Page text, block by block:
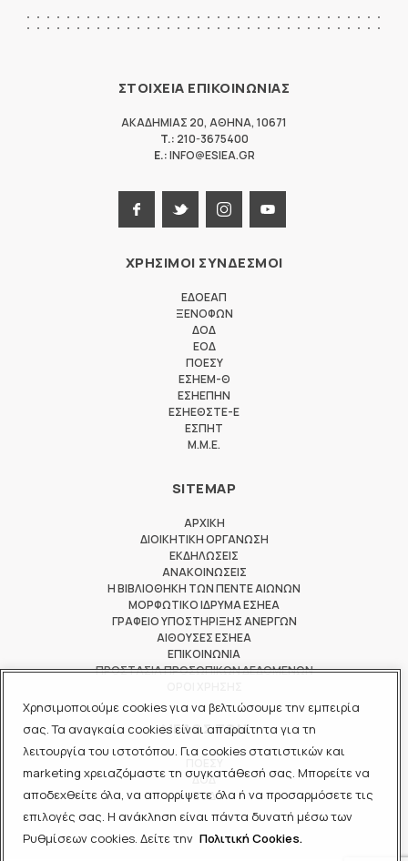
Χρησιμοποιούμε cookies για να βελτιώσουμε την εμπειρία
σας. Τα αναγκαία cookies είναι απαραίτητα για τη
λειτουργία του ιστοτόπου. Για cookies στατιστικών και
marketing χρειαζόμαστε τη συγκατάθεσή σας. Μπορείτε να
αποδεχθείτε όλα, να απορρίψετε όλα ή να προσαρμόσετε τις
επιλογές σας. Η ανάκληση είναι πάντα δυνατή μέσω των
Ρυθμίσεων cookies. Δείτε την Πολιτική Cookies.
ΣΤΟΙΧΕΙΑ ΕΠΙΚΟΙΝΩΝΙΑΣ
ΑΚΑΔΗΜΙΑΣ 20, ΑΘΗΝΑ, 10671
T.: 210-3675400
E.:INFO@ESIEA.GR
ΧΡΗΣΙΜΟΙ ΣΥΝΔΕΣΜΟΙ
ΕΔΟΕΑΠ
ΞΕΝΟΦΩΝ
ΔΟΔ
ΕΟΔ
ΠΟΕΣΥ
ΕΣΗΕΜ-Θ
ΕΣΗΕΠΗΝ
ΕΣΗΕΘΣΤΕ-Ε
ΕΣΠΗΤ
M.M.E.
SITEMAP
ΑΡΧΙΚΗ
ΔΙΟΙΚΗΤΙΚΗ ΟΡΓΑΝΩΣΗ
ΕΚΔΗΛΩΣΕΙΣ
ΑΝΑΚΟΙΝΩΣΕΙΣ
Η ΒΙΒΛΙΟΘΗΚΗ ΤΩΝ ΠΕΝΤΕ ΑΙΩΝΩΝ
ΜΟΡΦΩΤΙΚΟ ΙΔΡΥΜΑ ΕΣΗΕΑ
ΓΡΑΦΕΙΟ ΥΠΟΣΤΗΡΙΞΗΣ ΑΝΕΡΓΩΝ
ΑΙΘΟΥΣΕΣ ΕΣΗΕΑ
ΕΠΙΚΟΙΝΩΝΙΑ
ΠΡΟΣΤΑΣΙΑ ΠΡΟΣΩΠΙΚΩΝ ΔΕΔΟΜΕΝΩΝ
ΜΕΛΟΣ ΤΩΝ
ΔΟΔ
ΕΟΔ